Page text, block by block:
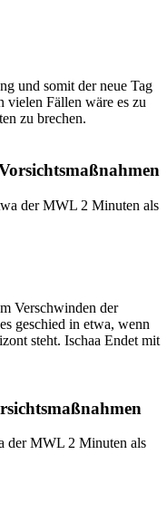
und somit der neue Tag
vielen Fällen wäre es zu
zu brechen.
der MWL 2 Minuten als
Verschwinden der
geschied in etwa, wenn
steht. Ischaa Endet mit
der MWL 2 Minuten als